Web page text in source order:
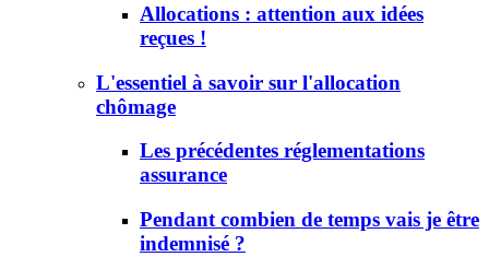
Allocations : attention aux idées
reçues !
L'essentiel à savoir sur l'allocation
chômage
Les précédentes réglementations
assurance
Pendant combien de temps vais je être
indemnisé ?